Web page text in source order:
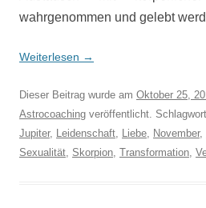
wahrgenommen und gelebt
Weiterlesen →
Dieser Beitrag wurde am Oktober 25,
Astrocoaching veröffentlicht.
Jupiter, Leidenschaft, Liebe, November,
Sexualität, Skorpion, Transformation,